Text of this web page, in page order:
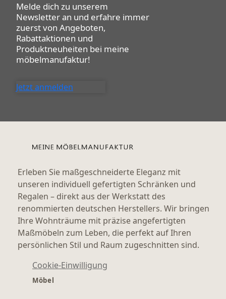
Melde dich zu unserem
Newsletter an und erfahre immer
zuerst von Angeboten,
Rabattaktionen und
Produktneuheiten bei meine
möbelmanufaktur!
Jetzt anmelden
Erleben Sie maßgeschneiderte Eleganz mit
unseren individuell gefertigten Schränken und
Regalen – direkt aus der Werkstatt des
renommierten deutschen Herstellers. Wir bringen
Ihre Wohnträume mit präzise angefertigten
Maßmöbeln zum Leben, die perfekt auf Ihren
persönlichen Stil und Raum zugeschnitten sind.
Cookie-Einwilligung
Möbel